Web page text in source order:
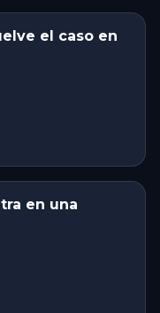
el caso en
en una